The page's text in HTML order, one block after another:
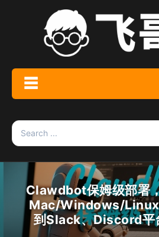
Menu
☰
Search
for:
Clawdbot保姆级部署
Mac/Windows/Linux
到Slack、Discord平